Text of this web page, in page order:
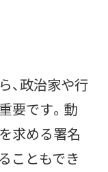
、政治家や行
要です。動
求める署名
こともでき